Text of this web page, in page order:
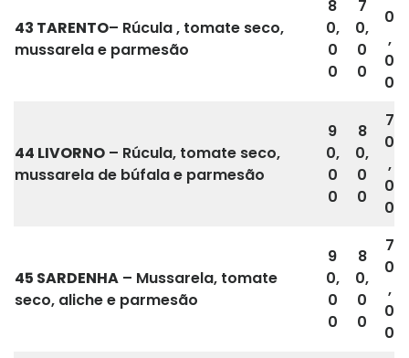
43 TARENTO– Rúcula , tomate seco,
mussarela e parmesão
8
0,
0
0
7
0,
0
0
0
,
0
0
44 LIVORNO – Rúcula, tomate seco,
mussarela de búfala e parmesão
9
0,
0
0
8
0,
0
0
7
0
,
0
0
45 SARDENHA – Mussarela, tomate
seco, aliche e parmesão
9
0,
0
0
8
0,
0
0
7
0
,
0
0